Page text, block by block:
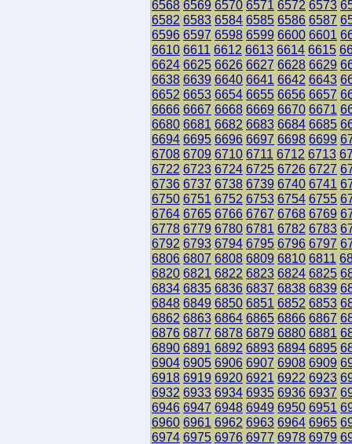
6568 6569 6570 6571 6572 6573
6582 6583 6584 6585 6586 6587
6596 6597 6598 6599 6600 6601
6610 6611 6612 6613 6614 6615
6624 6625 6626 6627 6628 6629
6638 6639 6640 6641 6642 6643
6652 6653 6654 6655 6656 6657
6666 6667 6668 6669 6670 6671
6680 6681 6682 6683 6684 6685
6694 6695 6696 6697 6698 6699
6708 6709 6710 6711 6712 6713
6722 6723 6724 6725 6726 6727
6736 6737 6738 6739 6740 6741
6750 6751 6752 6753 6754 6755
6764 6765 6766 6767 6768 6769
6778 6779 6780 6781 6782 6783
6792 6793 6794 6795 6796 6797
6806 6807 6808 6809 6810 6811
6820 6821 6822 6823 6824 6825
6834 6835 6836 6837 6838 6839
6848 6849 6850 6851 6852 6853
6862 6863 6864 6865 6866 6867
6876 6877 6878 6879 6880 6881
6890 6891 6892 6893 6894 6895
6904 6905 6906 6907 6908 6909
6918 6919 6920 6921 6922 6923
6932 6933 6934 6935 6936 6937
6946 6947 6948 6949 6950 6951
6960 6961 6962 6963 6964 6965
6974 6975 6976 6977 6978 6979